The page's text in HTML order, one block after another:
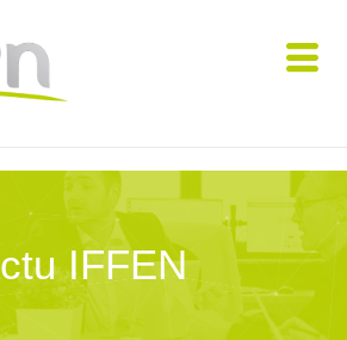
IFFEN